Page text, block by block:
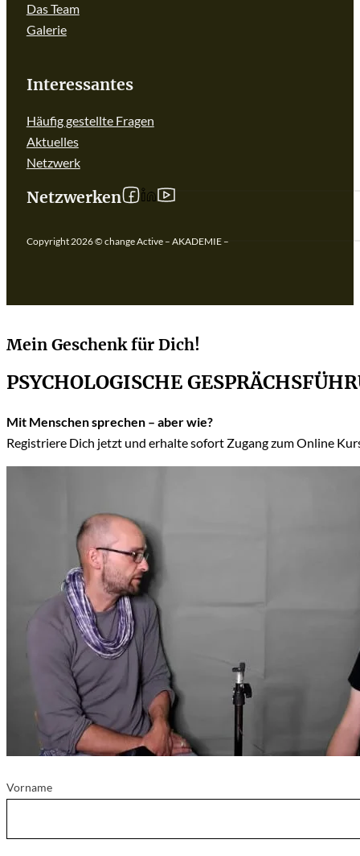
Das Team
Galerie
Interessantes
Häufig gestellte Fragen
Aktuelles
Netzwerk
Netzwerken Follow us on Facebook
Follow us on linkedIn
Follow us on YouTube
Copyright 2026 © change Active – AKADEMIE –
Mein Geschenk für Dich!
PSYCHOLOGISCHE
Mit Menschen sprechen – aber wie?
Registriere Dich jetzt und erhalte sofort Zugang zum Online
Vorname